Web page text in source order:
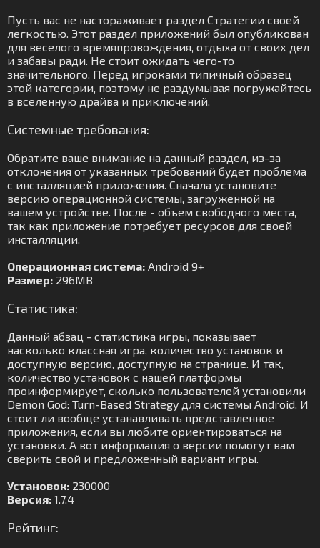
Пусть вас не настораживает раздел Стратегии своей
легкостью. Этот раздел приложений был опубликован
для веселого времяпровождения, отдыха от своих дел
и забавы ради. Не стоит ожидать чего-то
значительного. Перед игроками типичный образец
этой категории, поэтому не раздумывая погружайтесь
в вселенную драйва и приключений.
Системные требования:
Обратите ваше внимание на данный раздел, из-за
отклонения от указанных требований будет проблема
с инсталляцией приложения. Сначала установите
версию операционной системы, загруженной на
вашем устройстве. После - объем свободного места,
так как приложение потребует ресурсов для своей
инсталляции.
Операционная система: Android 9+
Размер: 296MB
Статистика:
Данный абзац - статистика игры, показывает
насколько классная игра, количество установок и
доступную версию, доступную на странице. И так,
количество установок с нашей платформы
проинформирует, сколько пользователей установили
Demon God: Turn-Based Strategy для системы Android. И
стоит ли вообще устанавливать представленное
приложения, если вы любите ориентироваться на
установки. А вот информация о версии помогут вам
сверить свой и предложенный вариант игры.
Установок: 230000
Версия: 1.7.4
Рейтинг: